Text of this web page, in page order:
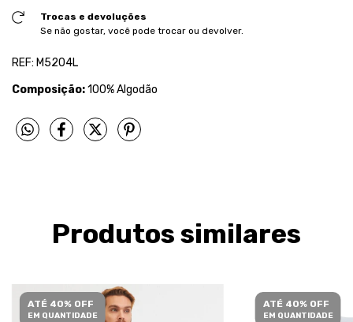
Trocas e devoluções
Se não gostar, você pode trocar ou devolver.
REF: M5204L
Composição:100% Algodão
Produtos similares
ATÉ 40% OFF
EM QUANTIDADE
ATÉ 40% OFF
EM QUANTIDADE